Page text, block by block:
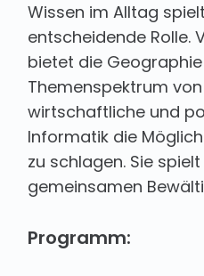
Wissen im Alltag
entscheidende Rolle.
bietet die
Themenspektrum
wirtschaftliche und
Informatik die
zu schlagen. Sie
gemeinsamen
Programm: